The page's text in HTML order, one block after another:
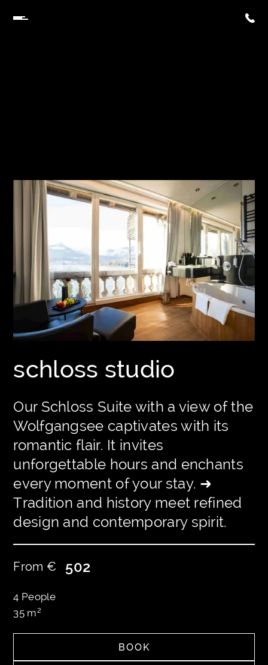
schloss studio
Our Schloss Suite with a view of the
Wolfgangsee captivates with its
romantic flair. It invites
unforgettable hours and enchants
every moment of your stay. ➜
Tradition and history meet refined
design and contemporary spirit.
From € 502
4 People
35 m2
BOOK
BOOK